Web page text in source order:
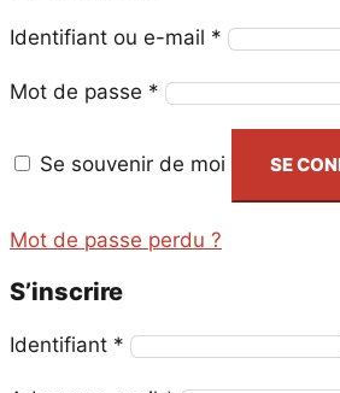
Identifiant ou e-mail * Obligatoire
Mot de passe * Obligatoire
Se souvenir de moi SE
Mot de passe perdu ?
S’inscrire
Identifiant * Obligatoire